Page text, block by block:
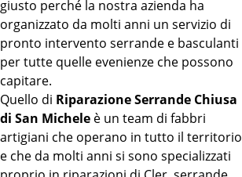
giusto perché la nostra azienda ha
organizzato da molti anni un servizio di
pronto intervento serrande e basculanti
per tutte quelle evenienze che possono
capitare.
Quello di Riparazione Serrande Chiusa
di San Michele è un team di fabbri
artigiani che operano in tutto il territorio
e che da molti anni si sono specializzati